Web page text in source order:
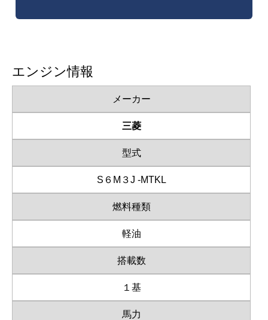
エンジン情報
メーカー
三菱
型式
S６M３J -MTKL
燃料種類
軽油
搭載数
１基
馬力